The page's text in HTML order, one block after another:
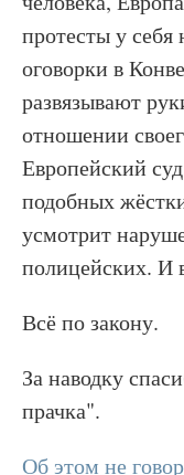
протесты у себя
оговорки в
развязывают
отношении
Европейский
подобных
усмотрит
полицейских. И
Всё по закону.
За наводку
прачка".
Об этом не